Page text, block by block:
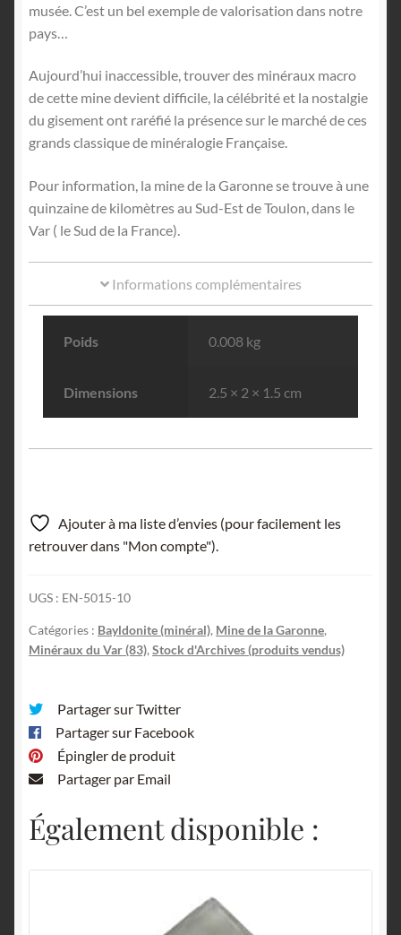
musée. C’est un bel exemple de valorisation dans notre
pays…
Aujourd’hui inaccessible, trouver des minéraux macro
de cette mine devient difficile, la célébrité et la nostalgie
du gisement ont raréfié la présence sur le marché de ces
grands classique de minéralogie Française.
Pour information, la mine de la Garonne se trouve à une
quinzaine de kilomètres au Sud-Est de Toulon, dans le
Var ( le Sud de la France).
Informations complémentaires
Poids 0.008 kg
Dimensions 2.5 × 2 × 1.5 cm
Ajouter à ma liste d’envies (pour facilement les
retrouver dans "Mon compte").
UGS : EN-5015-10
Catégories : Bayldonite (minéral), Mine de la Garonne,
Minéraux du Var (83), Stock d'Archives (produits vendus)
Partager sur Twitter
Partager sur Facebook
Épingler de produit
Partager par Email
Également disponible :